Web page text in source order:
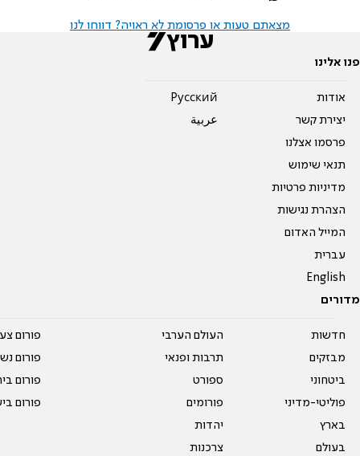
מצאתם טעות או פרסומת לא ראויה? דווחו לנו
פנו אלינו
אודות
יצירת קשר
פרסמו אצלנו
תנאי שימוש
מדיניות פרטיות
הצהרת נגישות
המייל האדום
עברית
English
Pусский
عربية
מדורים
חדשות
מבזקים
ביטחוני
פוליטי-מדיני
בארץ
בעולם
העולם הערבי
תרבות ופנאי
ספורט
פורומים
יהדות
צרכנות
פורום
פורום
פורום
פורום